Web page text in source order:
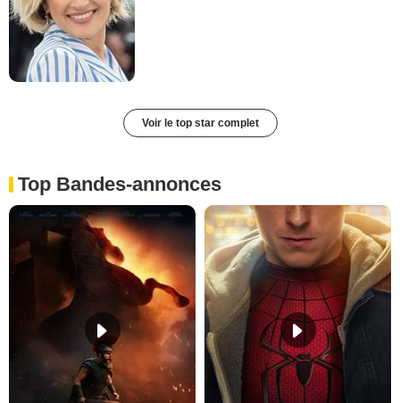
Voir le top star complet
Top Bandes-annonces